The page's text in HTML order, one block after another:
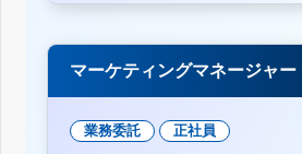
マーケティングマネージャー
業務委託 正社員